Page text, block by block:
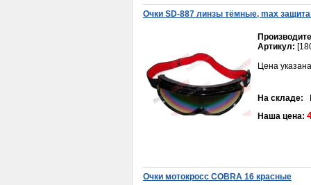
Очки SD-887 линзы тёмные, max
Артикул:
Цена
На складе:
Наша цена:
Очки мотокросс COBRA 16 красные